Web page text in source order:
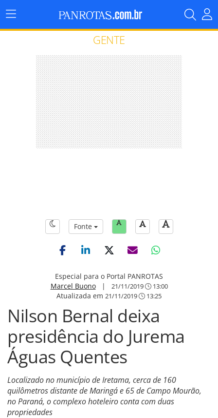
Menu
Principal
GENTE
Fonte
Especial para o Portal PANROTAS
Marcel Buono| 21/11/2019 13:00
Atualizada em 21/11/2019 13:25
Nilson Bernal deixa
presidência do Jurema
Águas Quentes
Localizado no município de Iretama, cerca de 160
quilômetros distante de Maringá e 65 de Campo Mourão,
no Paraná, o complexo hoteleiro conta com duas
propriedades